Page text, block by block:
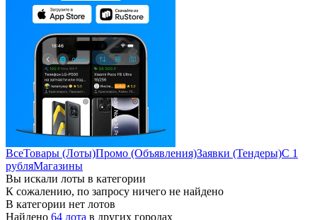
ВсеТовары (Лоты)Промо (Объявления)Заявки (Тендеры)С 1
рубляМагазины
Вы искали лоты в категории
К сожалению, по запросу ничего не найдено
В категории нет лотов
Найдено 64 лота в других городах